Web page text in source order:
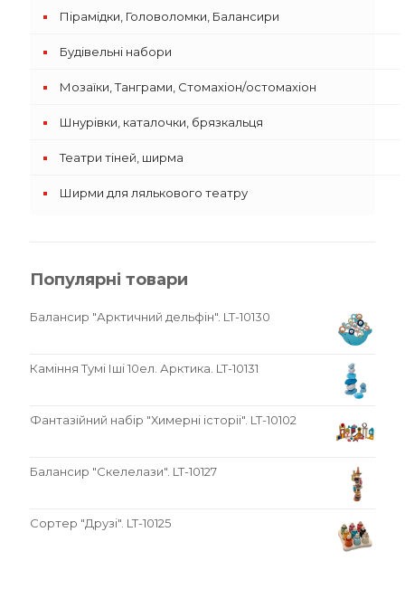
Пірамідки, Головоломки, Балансири
Будівельні набори
Мозаїки, Танграми, Стомахіон/остомахіон
Шнурівки, каталочки, брязкальця
Театри тіней, ширма
Ширми для лялькового театру
Популярні товари
Балансир "Арктичний дельфін". LT-10130
Каміння Тумі Іші 10ел. Арктика. LT-10131
Фантазійний набір "Химерні історіі". LT-10102
Балансир "Скелелази". LT-10127
Сортер "Друзі". LT-10125